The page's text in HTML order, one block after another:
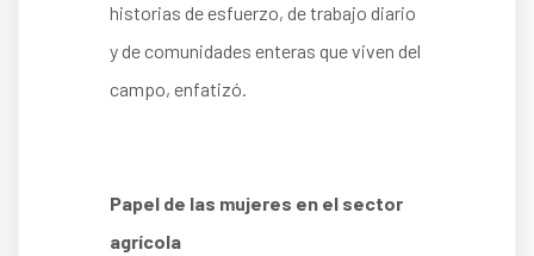
historias de esfuerzo, de trabajo diario
y de comunidades enteras que viven del
campo, enfatizó.
Papel de las mujeres en el sector
agrícola